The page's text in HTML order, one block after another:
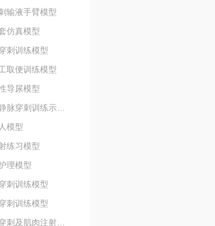
输液手臂模型
仿真模型
刺训练模型
取便训练模型
导尿模型
模型
练习模型
理模型
刺训练模型
刺训练模型